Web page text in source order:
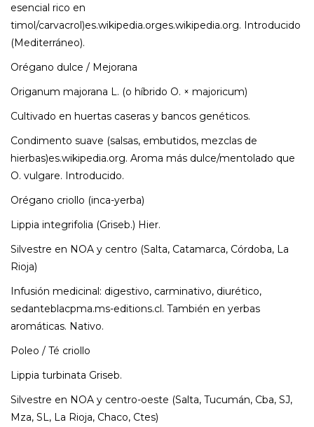
esencial rico en
timol/carvacrol)es.wikipedia.orges.wikipedia.org. Introducido
(Mediterráneo).
Orégano dulce / Mejorana
Origanum majorana L. (o híbrido O. × majoricum)
Cultivado en huertas caseras y bancos genéticos.
Condimento suave (salsas, embutidos, mezclas de
hierbas)es.wikipedia.org. Aroma más dulce/mentolado que
O. vulgare. Introducido.
Orégano criollo (inca-yerba)
Lippia integrifolia (Griseb.) Hier.
Silvestre en NOA y centro (Salta, Catamarca, Córdoba, La
Rioja)
Infusión medicinal: digestivo, carminativo, diurético,
sedanteblacpma.ms-editions.cl. También en yerbas
aromáticas. Nativo.
Poleo / Té criollo
Lippia turbinata Griseb.
Silvestre en NOA y centro-oeste (Salta, Tucumán, Cba, SJ,
Mza, SL, La Rioja, Chaco, Ctes)